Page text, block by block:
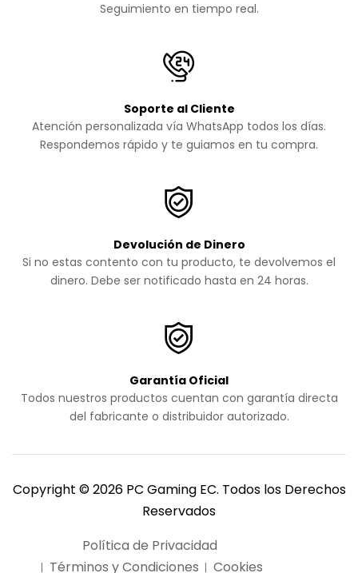
Seguimiento en tiempo real.
Soporte al Cliente
Atención personalizada vía WhatsApp todos los días.
Respondemos rápido y te guiamos en tu compra.
Devolución de Dinero
Si no estas contento con tu producto, te devolvemos el
dinero. Debe ser notificado hasta en 24 horas.
Garantía Oficial
Todos nuestros productos cuentan con garantía directa
del fabricante o distribuidor autorizado.
Copyright © 2026 PC Gaming EC. Todos los Derechos
Reservados
Política de Privacidad
Términos y Condiciones
Cookies